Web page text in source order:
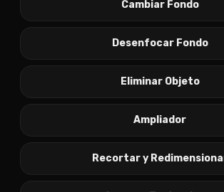
Cambiar Fondo
Desenfocar Fondo
Eliminar Objeto
Ampliador
Recortar y